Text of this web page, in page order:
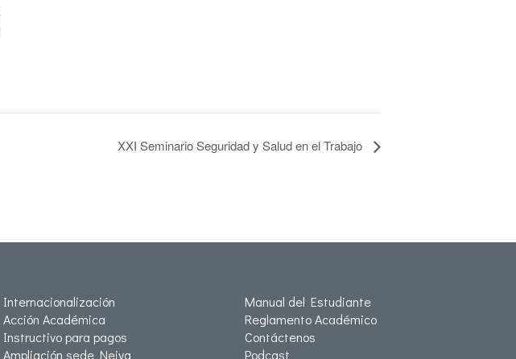
XXI Seminario Seguridad y Salud en el Trabajo
Internacionalización
Acción Académica
Instructivo para pagos
Ampliación sede Neiva
Manual del Estudiante
Reglamento Académico
Contáctenos
Podcast